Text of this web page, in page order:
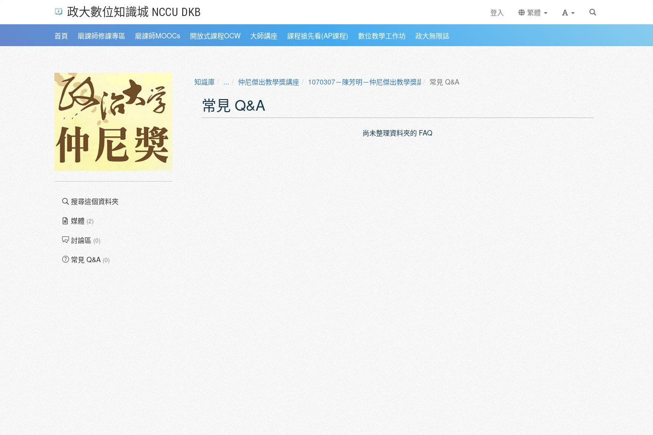
政大數位知識城 NCCU DKB 登入 繁體
首頁 磨課師修課專區 磨課師MOOCs 開放式課程OCW 大師講座 課程搶先看(AP課程) 數位教學工作坊 政大無限誌
搜尋這個資料夾
媒體 (2)
討論區(0)
常見 Q&A (0)
知識庫 ... 仲尼傑出教學獎講座 1070307－陳芳明－仲尼傑出教學獎講座常見 Q&A
常見 Q&A
尚未整理資料夾的 FAQ